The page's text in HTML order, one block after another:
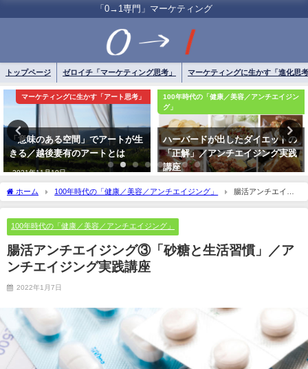
「0→1専門」マーケティング
トップページ ゼロイチ「マーケティング思考」 マーケティングに生かす「進化思
マーケティングに生かす「アート思考」
「意味のある空間」でアートが生
きる／越後妻有のアートとは
2021年11月10日
100年時代の「健康／美容／アンチエイジン
グ」
ハーバードが出したダイエットの
「正解」／アンチエイジング実践
講座
ホーム 100年時代の「健康／美容／アンチエイジング」
腸活アンチエイジ
ング③「砂糖と生活習慣」／アンチエイジング実践講座
100年時代の「健康／美容／アンチエイジング」
腸活アンチエイジング③「砂糖と生活習慣」／ア
ンチエイジング実践講座
2022年1月7日